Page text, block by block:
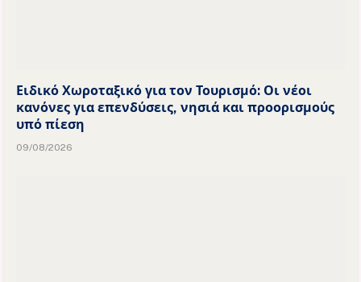
Ειδικό Χωροταξικό για τον Τουρισμό: Οι νέοι
κανόνες για επενδύσεις, νησιά και προορισμούς
υπό πίεση
09/08/2026